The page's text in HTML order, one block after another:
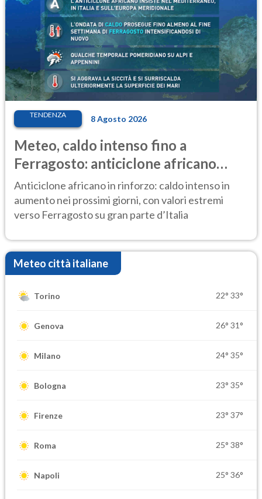
TENDENZA 8 Agosto 2026
Meteo, caldo intenso fino a
Ferragosto: anticiclone africano
ancora protagonista
Anticiclone africano in rinforzo: caldo intenso in
aumento nei prossimi giorni, con valori estremi
verso Ferragosto su gran parte d’Italia
Meteo città italiane
Torino 22° 33°
Genova 26° 31°
Milano 24° 35°
Bologna 23° 35°
Firenze 23° 37°
Roma 25° 38°
Napoli 25° 36°